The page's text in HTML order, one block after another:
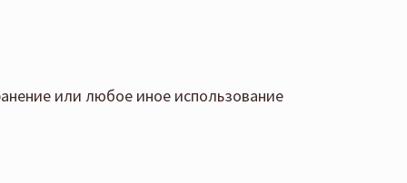
или любое иное использование